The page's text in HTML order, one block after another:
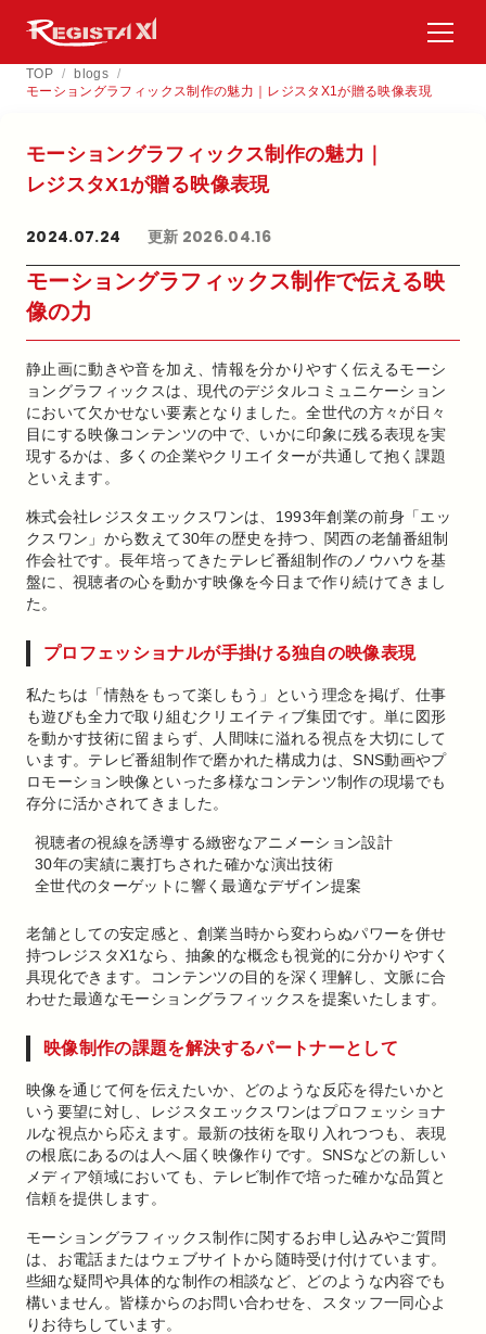
TOP / blogs /
モーショングラフィックス制作の魅力｜レジスタX1が贈る映像表現
モーショングラフィックス制作の​魅力｜
レジスタX1が​贈る​映像表現
2024.07.24 更新 2026.04.16
モーショングラフィックス制作で伝える映
像の力
静止画に動きや音を加え、情報を分かりやすく伝えるモーシ
ョングラフィックスは、現代のデジタルコミュニケーション
において欠かせない要素となりました。全世代の方々が日々
目にする映像コンテンツの中で、いかに印象に残る表現を実
現するかは、多くの企業やクリエイターが共通して抱く課題
といえます。
株式会社レジスタエックスワンは、1993年創業の前身「エッ
クスワン」から数えて30年の歴史を持つ、関西の老舗番組制
作会社です。長年培ってきたテレビ番組制作のノウハウを基
盤に、視聴者の心を動かす映像を今日まで作り続けてきまし
た。
プロフェッショナルが手掛ける独自の映像表現
私たちは「情熱をもって楽しもう」という理念を掲げ、仕事
も遊びも全力で取り組むクリエイティブ集団です。単に図形
を動かす技術に留まらず、人間味に溢れる視点を大切にして
います。テレビ番組制作で磨かれた構成力は、SNS動画やプ
ロモーション映像といった多様なコンテンツ制作の現場でも
存分に活かされてきました。
視聴者の視線を誘導する緻密なアニメーション設計
30年の実績に裏打ちされた確かな演出技術
全世代のターゲットに響く最適なデザイン提案
老舗としての安定感と、創業当時から変わらぬパワーを併せ
持つレジスタX1なら、抽象的な概念も視覚的に分かりやすく
具現化できます。コンテンツの目的を深く理解し、文脈に合
わせた最適なモーショングラフィックスを提案いたします。
映像制作の課題を解決するパートナーとして
映像を通じて何を伝えたいか、どのような反応を得たいかと
いう要望に対し、レジスタエックスワンはプロフェッショナ
ルな視点から応えます。最新の技術を取り入れつつも、表現
の根底にあるのは人へ届く映像作りです。SNSなどの新しい
メディア領域においても、テレビ制作で培った確かな品質と
信頼を提供します。
モーショングラフィックス制作に関するお申し込みやご質問
は、お電話またはウェブサイトから随時受け付けています。
些細な疑問や具体的な制作の相談など、どのような内容でも
構いません。皆様からのお問い合わせを、スタッフ一同心よ
りお待ちしています。